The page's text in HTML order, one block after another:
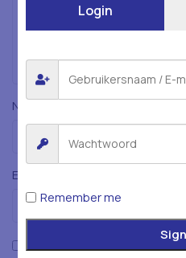
Naam *
E-mail
Mijn naam, e-mailadres en
Login
Remember me